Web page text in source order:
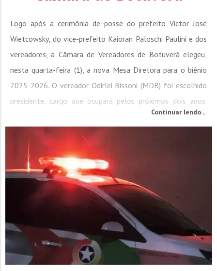
Logo após a cerimônia de posse do prefeito Victor José
Wietcowsky, do vice-prefeito Kaioran Paloschi Paulini e dos
vereadores, a Câmara de Vereadores de Botuverá elegeu,
nesta quarta-feira (1), a nova Mesa Diretora para o biênio
2025-2026. O vereador Odirlei Bissoni (MDB) foi escolhido
presidente, cargo que ocupará pelos próximos dois anos.
Eleito pela primeira vez, Odirlei foi o vereador mais votado
da cidade, com 452 votos. Durante sua...
Continuar lendo...